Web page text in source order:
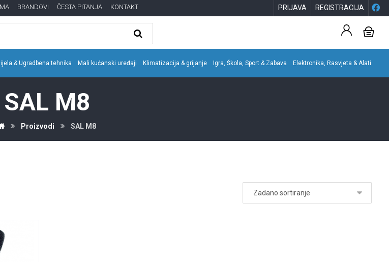
BRANDOVI ČESTA PITANJA KONTAKT REGISTRACIJA
PRIJAVA
& Ugradbena tehnika Mali kućanski uređaji Klimatizacija & grijanje Igra, Škola, Sport & Zabava Elektronika, Rasvjeta & Alati
SAL M8
Proizvodi SAL M8